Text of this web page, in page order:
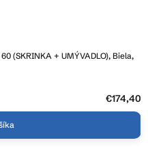
(SKRINKA + UMÝVADLO), Biela,
€174,40